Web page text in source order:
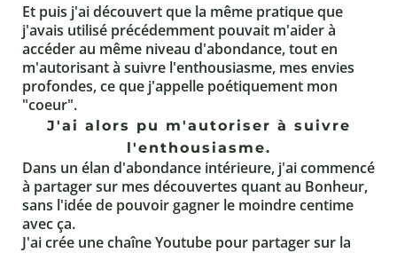
Et puis j'ai découvert que la même pratique que
j'avais utilisé précédemment pouvait m'aider à
accéder au même niveau d'abondance, tout en
m'autorisant à suivre l'enthousiasme, mes envies
profondes, ce que j'appelle poétiquement mon
"coeur".
J'ai alors pu m'autoriser à suivre
l'enthousiasme.
Dans un élan d'abondance intérieure, j'ai commencé
à partager sur mes découvertes quant au Bonheur,
sans l'idée de pouvoir gagner le moindre centime
avec ça.
J'ai crée une chaîne Youtube pour partager sur la